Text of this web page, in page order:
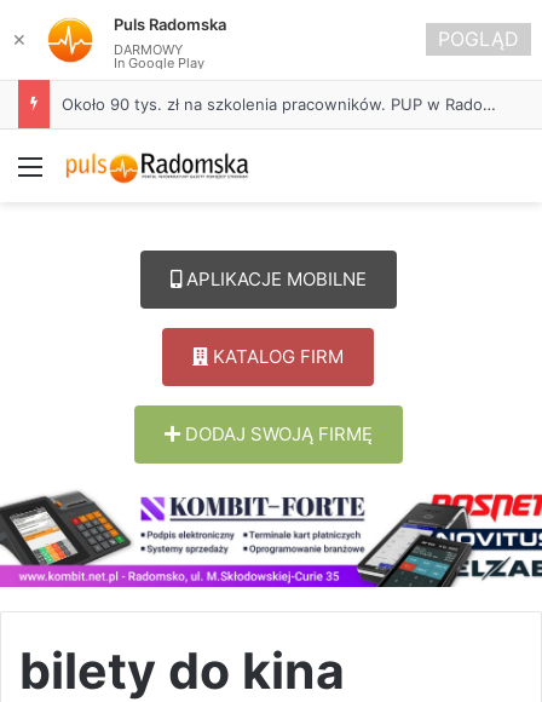
Około 90 tys. zł na szkolenia pracowników. PUP w Radomsku ogłasza nabór wniosków
Menu
APLIKACJE MOBILNE
KATALOG FIRM
DODAJ SWOJĄ FIRMĘ
bilety do kina
✕
Puls Radomska
DARMOWY
In Google Play
POGLĄD